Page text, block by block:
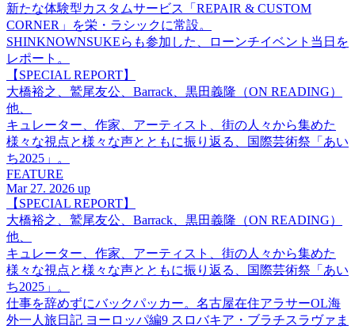
新たな体験型カスタムサービス「REPAIR & CUSTOM
CORNER」を栄・ラシックに常設。
SHINKNOWNSUKEらも参加した、ローンチイベント当日を
レポート。
【SPECIAL REPORT】
大橋裕之、鷲尾友公、Barrack、黒田義隆（ON READING）
他、
キュレーター、作家、アーティスト、街の人々から集めた
様々な視点と様々な声とともに振り返る、国際芸術祭「あい
ち2025」。
FEATURE
Mar 27. 2026 up
【SPECIAL REPORT】
大橋裕之、鷲尾友公、Barrack、黒田義隆（ON READING）
他、
キュレーター、作家、アーティスト、街の人々から集めた
様々な視点と様々な声とともに振り返る、国際芸術祭「あい
ち2025」。
仕事を辞めずにバックパッカー。名古屋在住アラサーOL海
外一人旅日記 ヨーロッパ編9 スロバキア・ブラチスラヴァま